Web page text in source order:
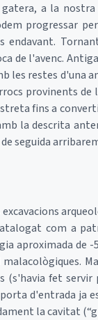
a la
progressar
endavant.
de l'avenc.
les restes d'una
provinents
fins a
la descrita
seguida
com a
aproximada de -
(s'havia fet
d'entrada ja
la cavitat